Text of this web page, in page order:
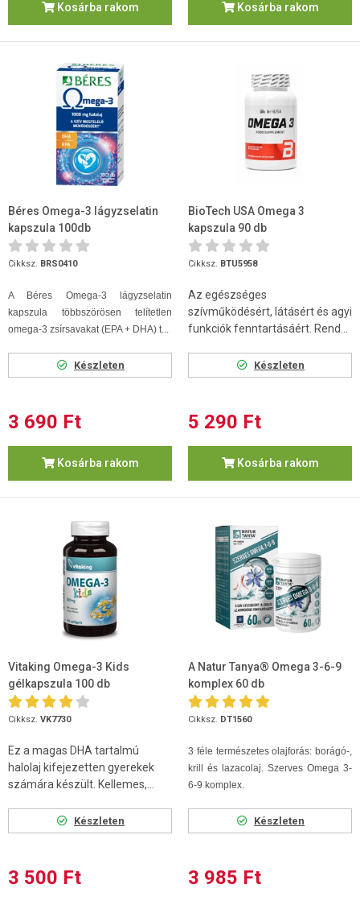
Kosárba rakom Kosárba rakom
Béres Omega-3 lágyzselatin
kapszula 100db
Cikksz. BRS0410
A Béres Omega-3 lágyzselatin
kapszula többszörösen telítetlen
omega-3 zsírsavakat (EPA + DHA) t...
Készleten
3 690 Ft
Kosárba rakom
BioTech USA Omega 3
kapszula 90 db
Cikksz. BTU5958
Az egészséges
szívműködésért, látásért és agyi
funkciók fenntartásáért. Rend...
Készleten
5 290 Ft
Kosárba rakom
Vitaking Omega-3 Kids
gélkapszula 100 db
Cikksz. VK7730
Ez a magas DHA tartalmú
halolaj kifejezetten gyerekek
számára készült. Kellemes,...
Készleten
3 500 Ft
A Natur Tanya® Omega 3-6-9
komplex 60 db
Cikksz. DT1560
3 féle természetes olajforás: borágó-,
krill és lazacolaj. Szerves Omega 3-
6-9 komplex.
Készleten
3 985 Ft